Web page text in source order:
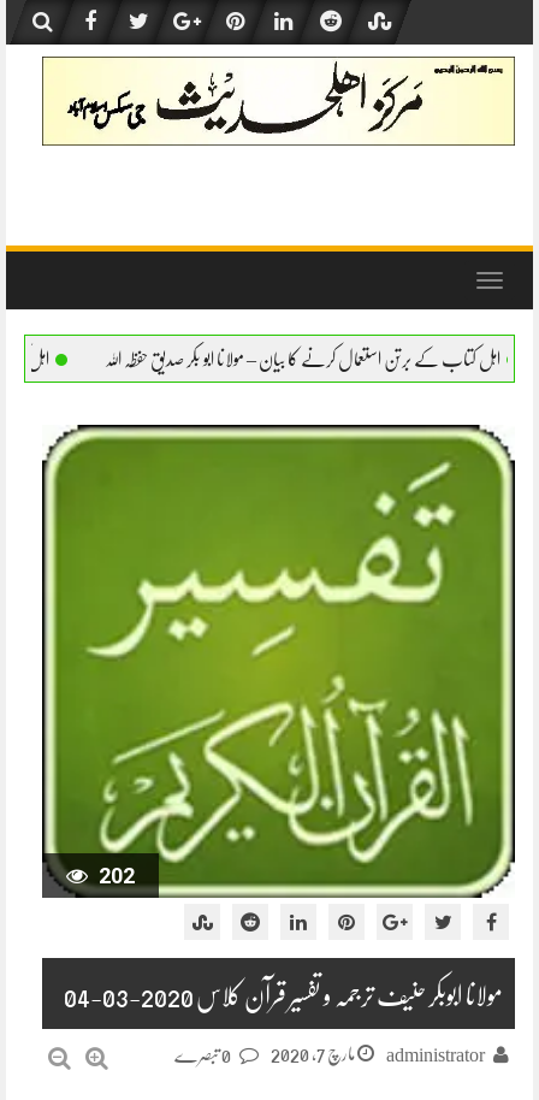
content
Toggle
کرنے کا بیان – مولانا ابو بکر صدیق حفظہ اللہ اہل کتاب کے برتن استعمال کرنے کا
202
مولانا ابوبکر حنیف ترجمہ و تفسیر قرآن کلاس 2020-03-04
administrator مارچ 7, 2020